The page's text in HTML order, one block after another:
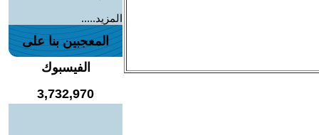
المزيد.....
المعجبين بنا على
الفيسبوك
3,732,970